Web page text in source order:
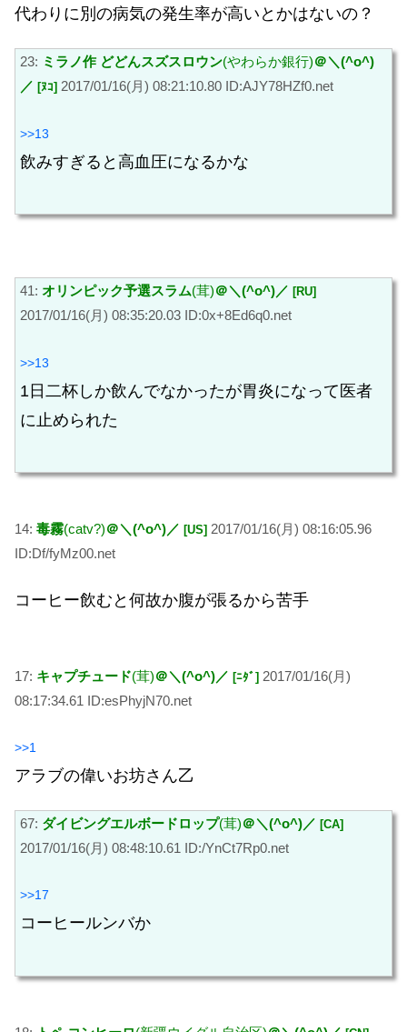
代わりに別の病気の発生率が高いとかはないの？
23: ミラノ作 どどんスズスロウン(やわらか銀行)＠＼(^o^)
／ [ﾇｺ] 2017/01/16(月) 08:21:10.80 ID:AJY78HZf0.net
>>13
飲みすぎると高血圧になるかな
41: オリンピック予選スラム(茸)＠＼(^o^)／ [RU]
2017/01/16(月) 08:35:20.03 ID:0x+8Ed6q0.net
>>13
1日二杯しか飲んでなかったが胃炎になって医者
に止められた
14: 毒霧(catv?)＠＼(^o^)／ [US] 2017/01/16(月) 08:16:05.96
ID:Df/fyMz00.net
コーヒー飲むと何故か腹が張るから苦手
17: キャプチュード(茸)＠＼(^o^)／ [ﾆﾀﾞ] 2017/01/16(月)
08:17:34.61 ID:esPhyjN70.net
>>1
アラブの偉いお坊さん乙
67: ダイビングエルボードロップ(茸)＠＼(^o^)／ [CA]
2017/01/16(月) 08:48:10.61 ID:/YnCt7Rp0.net
>>17
コーヒールンバか